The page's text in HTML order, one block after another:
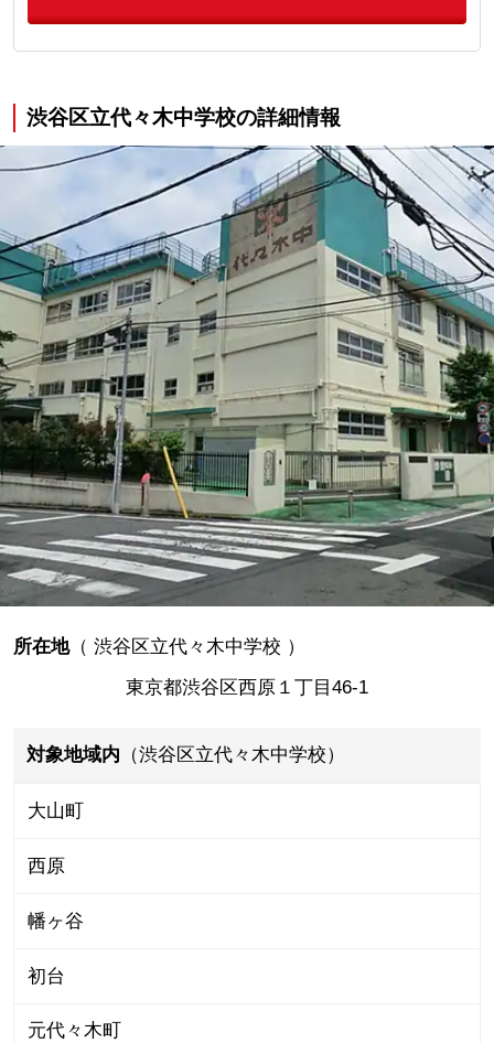
渋谷区立代々木中学校の詳細情報
所在地（ 渋谷区立代々木中学校 ）
東京都渋谷区西原１丁目46-1
対象地域内 （渋谷区立代々木中学校）
大山町
西原
幡ヶ谷
初台
元代々木町